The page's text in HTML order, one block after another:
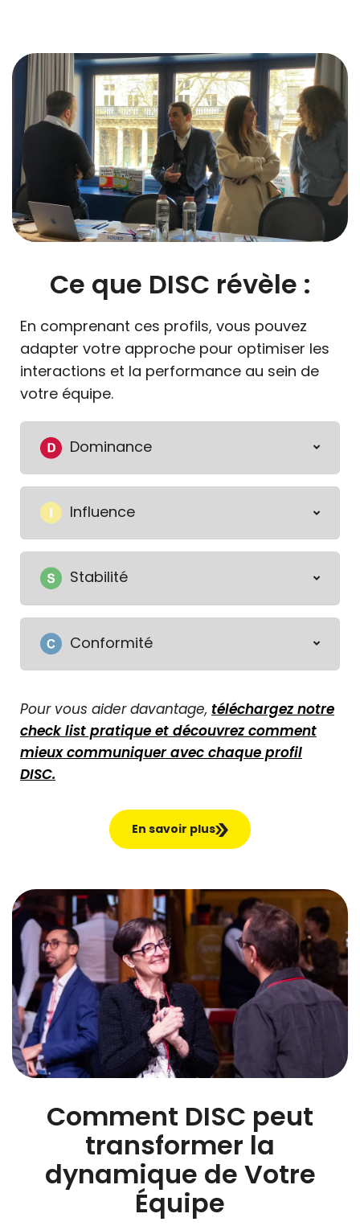
Ce que DISC révèle :
En comprenant ces profils, vous pouvez
adapter votre approche pour optimiser les
interactions et la performance au sein de
votre équipe.
Dominance
Influence
Stabilité
Conformité
Pour vous aider davantage, téléchargez notre
check list pratique et découvrez comment
mieux communiquer avec chaque profil
DISC.
En savoir plus
Comment DISC peut
transformer la
dynamique de Votre
Équipe